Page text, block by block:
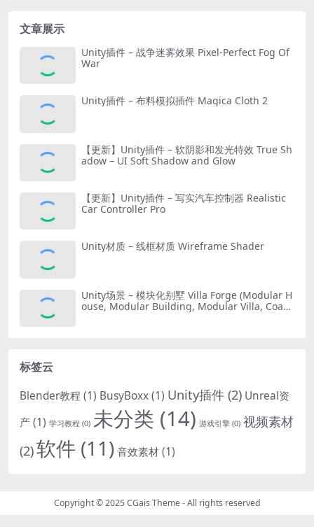
文章展示
Unity插件 – 战争迷雾效果 Pixel-Perfect Fog Of
War
Unity插件 – 布料模拟插件 Magica Cloth 2
【更新】Unity插件 – 软阴影和发光特效 True Sh
adow – UI Soft Shadow and Glow
【更新】Unity插件 – 写实汽车控制器 Realistic
Car Controller Pro
Unity材质 – 线框材质 Wireframe Shader
Unity场景 – 模块化别墅 Villa Forge (Modular H
ouse, Modular Building, Modular Villa, Coast
标签云
Blender教程 (1) BusyBoxx(1) Unity插件 (2) Unreal资
产(1) 学习教程 (0) 未分类 (14) 游戏引擎 (0) 视频素材
(2)软件 (11)音效素材(1)
Copyright © 2025CGais Theme- All rights reserved